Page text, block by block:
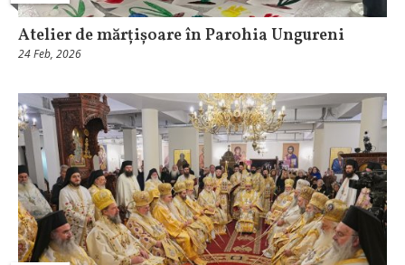
Atelier de mărțișoare în Parohia Ungureni
24 Feb, 2026